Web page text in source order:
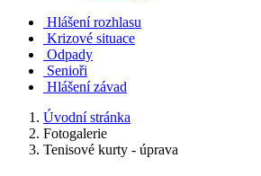
Hlášení rozhlasu
Krizové situace
Odpady
Senioři
Hlášení závad
Úvodní stránka
Fotogalerie
Tenisové kurty - úprava